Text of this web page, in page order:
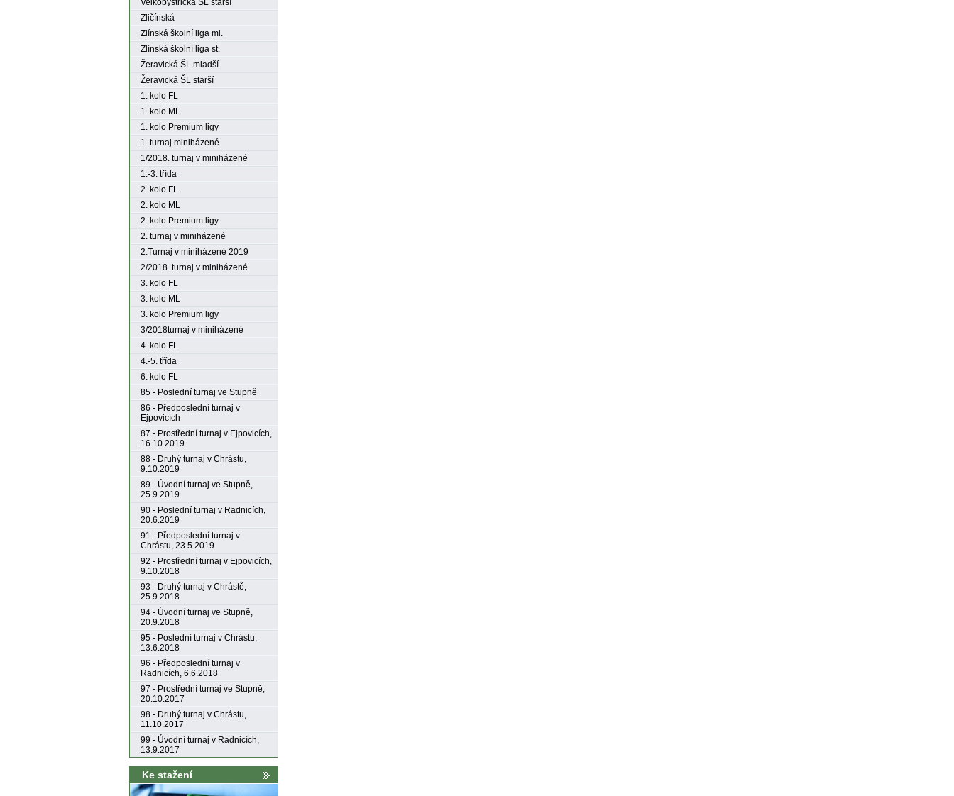
Velkobystřická ŠL starší
Zličínská
Zlínská školní liga ml.
Zlínská školní liga st.
Žeravická ŠL mladší
Žeravická ŠL starší
1. kolo FL
1. kolo ML
1. kolo Premium ligy
1. turnaj miniházené
1/2018. turnaj v miniházené
1.-3. třída
2. kolo FL
2. kolo ML
2. kolo Premium ligy
2. turnaj v miniházené
2.Turnaj v miniházené 2019
2/2018. turnaj v miniházené
3. kolo FL
3. kolo ML
3. kolo Premium ligy
3/2018turnaj v miniházené
4. kolo FL
4.-5. třída
6. kolo FL
85 - Poslední turnaj ve Stupně
86 - Předposlední turnaj v
Ejpovicích
87 - Prostřední turnaj v Ejpovicích,
16.10.2019
88 - Druhý turnaj v Chrástu,
9.10.2019
89 - Úvodní turnaj ve Stupně,
25.9.2019
90 - Poslední turnaj v Radnicích,
20.6.2019
91 - Předposlední turnaj v
Chrástu, 23.5.2019
92 - Prostřední turnaj v Ejpovicích,
9.10.2018
93 - Druhý turnaj v Chrástě,
25.9.2018
94 - Úvodní turnaj ve Stupně,
20.9.2018
95 - Poslední turnaj v Chrástu,
13.6.2018
96 - Předposlední turnaj v
Radnicích, 6.6.2018
97 - Prostřední turnaj ve Stupně,
20.10.2017
98 - Druhý turnaj v Chrástu,
11.10.2017
99 - Úvodní turnaj v Radnicích,
13.9.2017
Ke stažení